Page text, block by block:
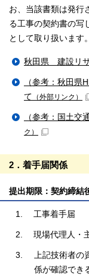
お、当該書類は発行
る工事の契約書の写
として取り扱います。
秋田県 建設リ
（参考：秋田県
て （外部リンク）
（参考：国土交
ク）
2．着手届関係
提出期限：契約締結
工事着手届
現場代理人・
上記技術者の
係が確認でき